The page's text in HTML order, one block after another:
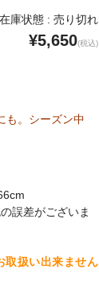
在庫状態 : 売り切れ
¥5,650(税込)
も。シーズン中
誤差がございま
取扱い出来ません